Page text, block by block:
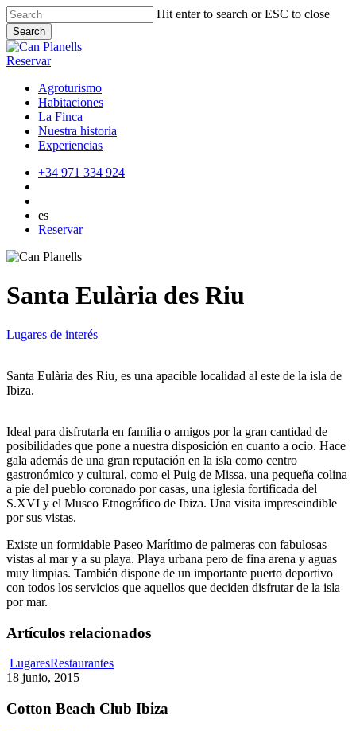
Skip
to
main
content
Hit enter to search or ESC to close
Search
Close
Search
Reservar
Agroturismo
Habitaciones
La Finca
Nuestra historia
Experiencias
+34 971 334 924
es
Reservar
Santa Eulària des Riu
Lugares de interés
Santa Eulària des Riu, es una apacible localidad al este de la isla de
Ibiza.
Ideal para disfrutarla en familia o amigos por la gran cantidad de
posibilidades que pone a nuestra disposición en cuanto a ocio. Hace
gala además de una gran reputación en la isla como centro
gastronómico y cultural, como el Puig de Missa, una pequeña colina
a pie del pueblo coronado por casas, una iglesia fortificada del
S.XVI y el Museo Etnográfico de Ibiza. Una visita imprescindible
por sus vistas.
Existe un formidable Paseo Marítimo de palmeras con fabulosas
vistas al mar y a su playa. Playa urbana pero de fina arena y aguas
muy limpias. También dispone de un importante puerto deportivo
con todos los servicios que aquellos que deciden disfrutar de la isla
por mar.
Artículos relacionados
LugaresRestaurantesCotton
Ibiza
18 junio, 2015
Cotton Beach Club Ibiza